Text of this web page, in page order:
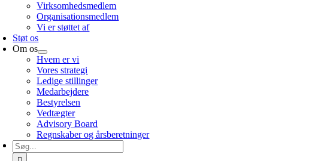
Virksomhedsmedlem
Organisationsmedlem
Vi er støttet af
Støt os
Om os
Hvem er vi
Vores strategi
Ledige stillinger
Medarbejdere
Bestyrelsen
Vedtægter
Advisory Board
Regnskaber og årsberetninger
Søg
efter: